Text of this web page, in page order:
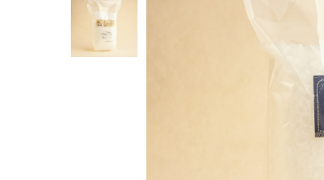
BĂUTURI / LAPTE VEGETAL
OREZ ȘI CEREALE